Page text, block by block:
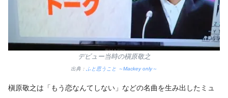
デビュー当時の槇原敬之
出典： ふと思うこと ～Mackey only～
槇原敬之は「もう恋なんてしない」などの名曲を生み出したミュ